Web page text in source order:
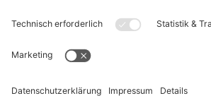
Datenschutzerklärung
Widerrufsrecht
Versandinformationen
Erklärung zur Barrierefreiheit